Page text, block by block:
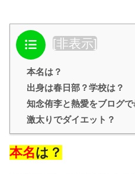
目次 [非表示]
本名は？
出身は春日部？学校は？
知念侑李と熱愛をブログで
激太りでダイエット？
本名は？